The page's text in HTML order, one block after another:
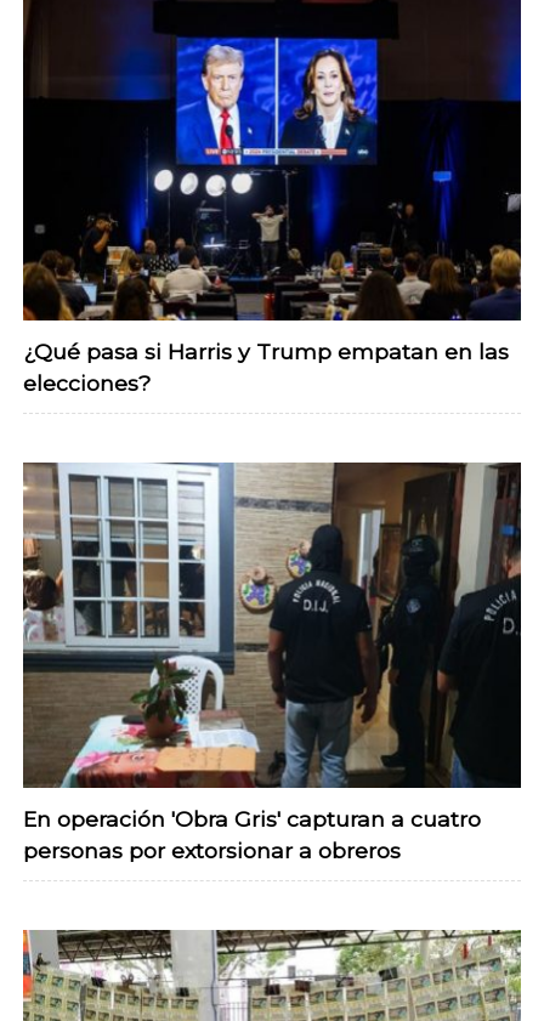
¿Qué pasa si Harris y Trump empatan en las
elecciones?
En operación 'Obra Gris' capturan a cuatro
personas por extorsionar a obreros